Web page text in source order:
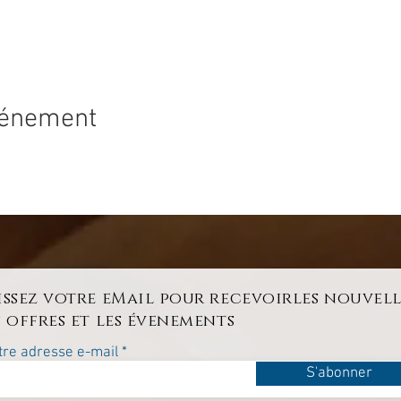
votre eMail pour recevoirles
offres et les évenements
adresse e-mail
S'abonner